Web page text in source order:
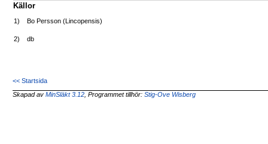
Källor
1) Bo Persson (Lincopensis)
2) db
<< Startsida
Skapad avMinSläkt 3.12 , Programmet tillhör:Stig-Ove Wisberg